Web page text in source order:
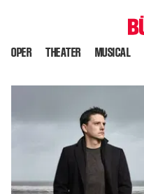
OPER THEATER MUSICAL